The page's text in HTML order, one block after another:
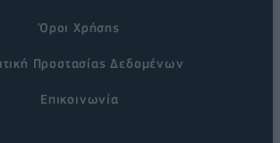
Όροι Χρήσης
Προστασίας Δεδομένων
Επικοινωνία